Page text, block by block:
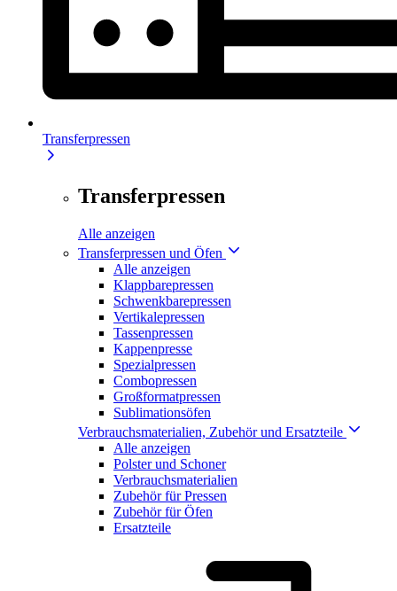
Transferpressen
Transferpressen
Alle anzeigen
Transferpressen und Öfen
Alle anzeigen
Klappbarepressen
Schwenkbarepressen
Vertikalepressen
Tassenpressen
Kappenpresse
Spezialpressen
Combopressen
Großformatpressen
Sublimationsöfen
Verbrauchsmaterialien, Zubehör und Ersatzteile
Alle anzeigen
Polster und Schoner
Verbrauchsmaterialien
Zubehör für Pressen
Zubehör für Öfen
Ersatzteile